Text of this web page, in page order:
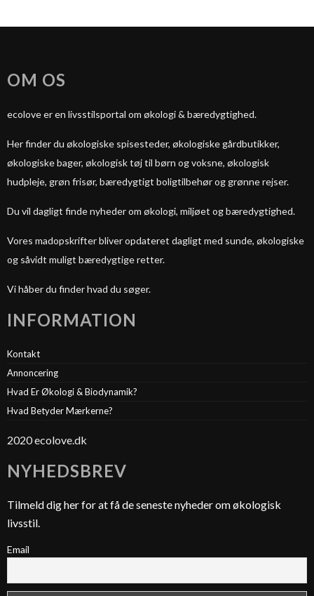
OM OS
ecolove er en livsstilsportal om økologi & bæredygtighed.
Her finder du økologiske spisesteder, økologiske gårdbutikker,
økologiske bager, økologisk tøj til børn og voksne, økologisk
hudpleje, grøn frisør, bæredygtigt boligtilbehør og grønne rejser.
Du vil dagligt finde nyheder om økologi, miljøet og bæredygtighed.
Vores madopskrifter bliver opdateret dagligt med sunde, økologiske
og såvidt muligt bæredygtige retter.
Vi håber du finder hvad du søger.
INFORMATION
Kontakt
Annoncering
Hvad Er Økologi & Biodynamik?
Hvad Betyder Mærkerne?
2020 ecolove.dk
NYHEDSBREV
Tilmeld dig her for at få de seneste nyheder om økologisk
livsstil.
Email